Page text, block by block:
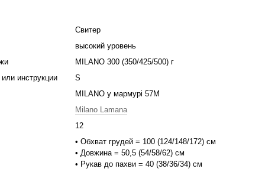
Свитер
высокий уровень
MILANO 300 (350/425/500) г
инструкции
S
MILANO у мармурі 57M
Milano Lamana
12
• Обхват грудей = 100 (124/148/172) см
• Довжина = 50,5 (54/58/62) см
• Рукав до пахви = 40 (38/36/34) см